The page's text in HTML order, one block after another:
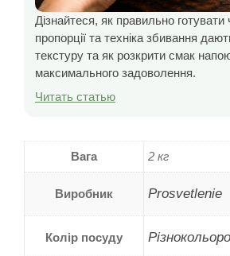
Дізнайтеся, як правильно готувати
пропорції та техніка збивання
текстуру та як розкрити смак
максимального задоволення.
Читать статью
Вага 2 кг
Виробник Prosvetlenie
Колір посуду